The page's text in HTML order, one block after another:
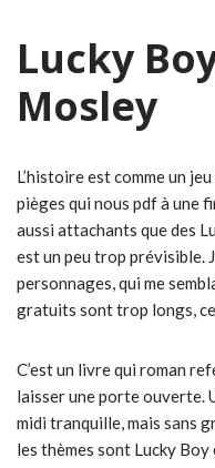
Lucky
Mosley
L’histoire est comme un
pièges qui nous pdf à une
aussi attachants que des
est un peu trop prévisible.
personnages, qui me
gratuits sont trop longs,
C’est un livre qui roman
laisser une porte ouverte.
midi tranquille, mais sans
les thèmes sont Lucky